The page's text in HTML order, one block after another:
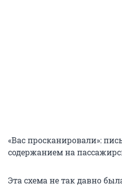
«Вас просканировали»:
содержанием на
Эта схема не так давно